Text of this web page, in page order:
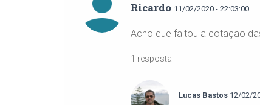
Ricardo 11/02/2020 - 22:03:00
Acho que faltou a cotação
1 resposta
Lucas Bastos 12/02/